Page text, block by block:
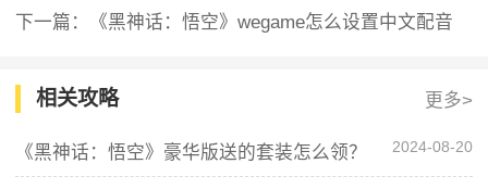
下一篇：《黑神话：悟空》wegame怎么设置中文配音
相关攻略 更多>
《黑神话：悟空》豪华版送的套装怎么领？ 2024-08-20